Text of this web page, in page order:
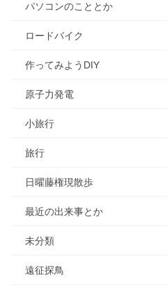
パソコンのこととか
ロードバイク
作ってみようDIY
原子力発電
小旅行
旅行
日曜藤権現散歩
最近の出来事とか
未分類
遠征探鳥